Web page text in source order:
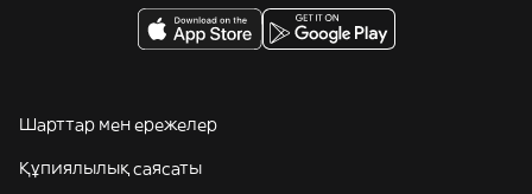
Шарттар мен ережелер
Құпиялылық саясаты